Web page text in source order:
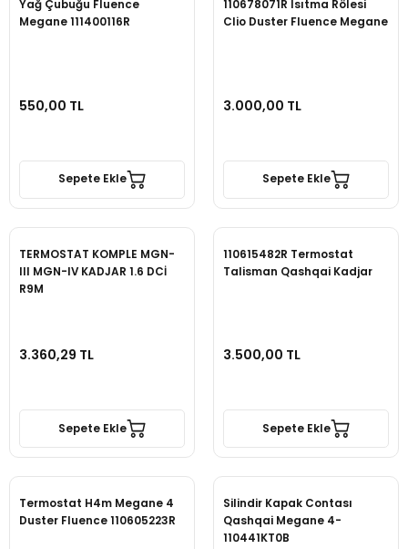
Yağ Çubuğu Fluence
Megane 111400116R
550,00 TL
Sepete Ekle
110678071R Isıtma Rölesi
Clio Duster Fluence Megane
3.000,00 TL
Sepete Ekle
TERMOSTAT KOMPLE MGN-
III MGN-IV KADJAR 1.6 DCİ
R9M
3.360,29 TL
Sepete Ekle
110615482R Termostat
Talisman Qashqai Kadjar
3.500,00 TL
Sepete Ekle
Termostat H4m Megane 4
Duster Fluence 110605223R
Silindir Kapak Contası
Qashqai Megane 4-
110441KT0B